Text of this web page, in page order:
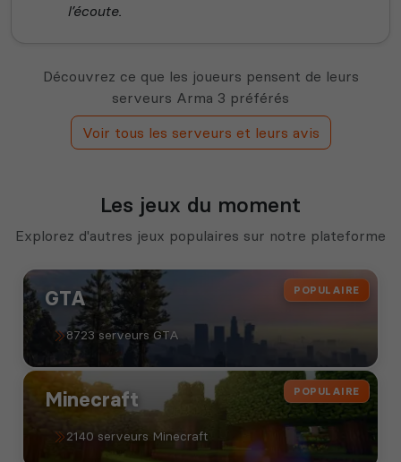
l’écoute.
Découvrez ce que les joueurs pensent de leurs
serveurs Arma 3 préférés
Voir tous les serveurs et leurs avis
Les jeux du moment
Explorez d'autres jeux populaires sur notre plateforme
POPULAIRE
GTA
8723 serveurs GTA
POPULAIRE
Minecraft
2140 serveurs Minecraft